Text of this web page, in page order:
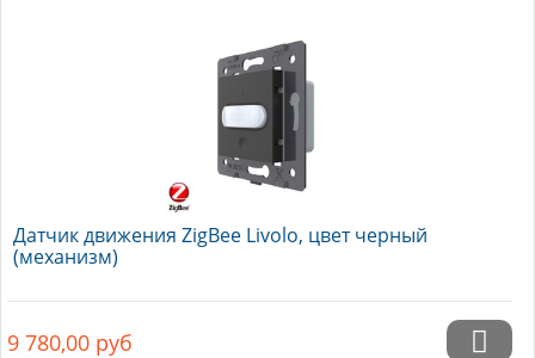
Датчик движения ZigBee Livolo, цвет черный
(механизм)
9 780,00 руб